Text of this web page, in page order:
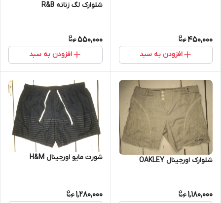
450,000
افزودن به سبد
شلوارک لگ زنانه R&B
550,000
افزودن به سبد
شلوارک اورجینال OAKLEY
1,180,000
شورت مایو اورجینال H&M
1,280,000